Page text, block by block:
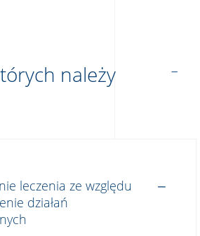
należy
leczenia ze względu
działań